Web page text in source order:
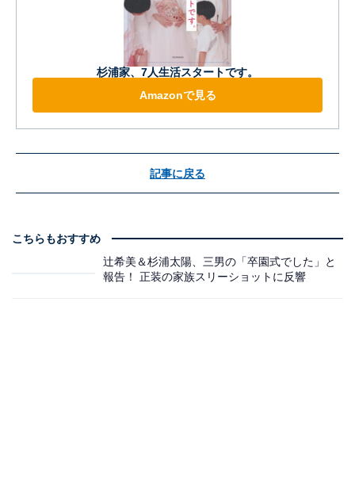
杉浦家、7人生活スタートです。
Amazonで見る
記事に戻る
こちらもおすすめ
辻希美＆杉浦太陽、三男の「卒園式でした」と
報告！ 正装の家族スリーショットに反響